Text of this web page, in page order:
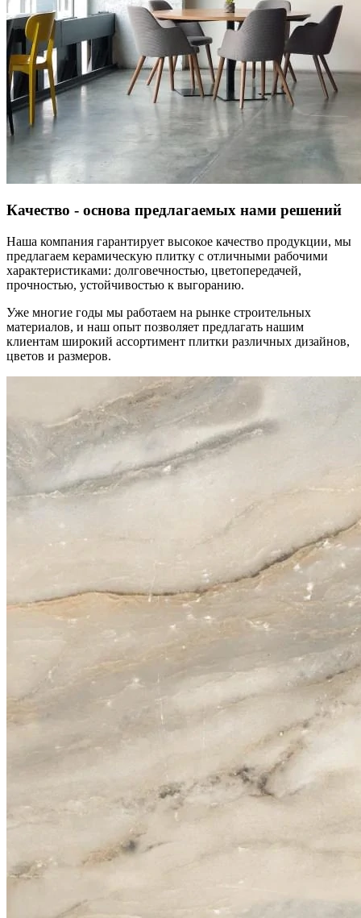
Качество - основа предлагаемых нами решений
Наша компания гарантирует высокое качество продукции, мы
предлагаем керамическую плитку с отличными рабочими
характеристиками: долговечностью, цветопередачей,
прочностью, устойчивостью к выгоранию.
Уже многие годы мы работаем на рынке строительных
материалов, и наш опыт позволяет предлагать нашим
клиентам широкий ассортимент плитки различных дизайнов,
цветов и размеров.